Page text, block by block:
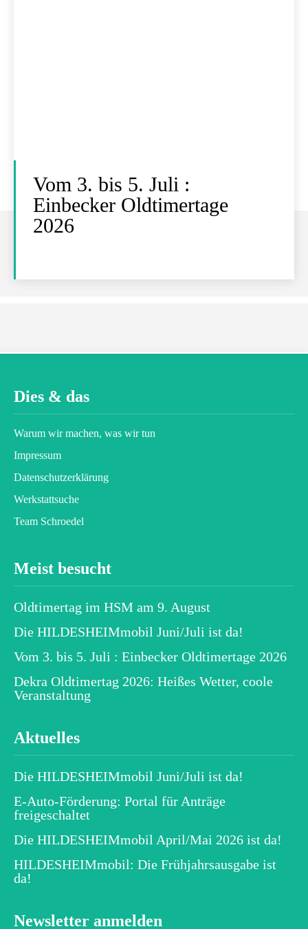
Vom 3. bis 5. Juli :
Einbecker Oldtimertage
2026
Dies & das
Warum wir machen, was wir tun
Impressum
Datenschutz­erklärung
Werkstattsuche
Team Schroedel
Meist besucht
Oldtimertag im HSM am 9. August
Die HILDESHEIMmobil Juni/Juli ist da!
Vom 3. bis 5. Juli : Einbecker Oldtimertage 2026
Dekra Oldtimertag 2026: Heißes Wetter, coole
Veranstaltung
Aktuelles
Die HILDESHEIMmobil Juni/Juli ist da!
E-Auto-Förderung: Portal für Anträge
freigeschaltet
Die HILDESHEIMmobil April/Mai 2026 ist da!
HILDESHEIMmobil: Die Frühjahrsausgabe ist
da!
Newsletter anmelden